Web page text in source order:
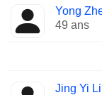
Yong
49 ans
Jing Yi Li